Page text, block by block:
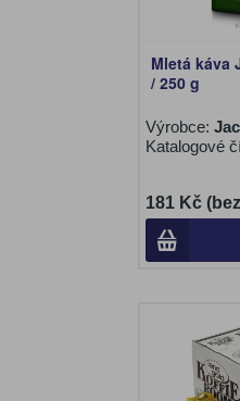
Mletá káva
/ 250 g
Výrobce:
Katalogové
181 Kč